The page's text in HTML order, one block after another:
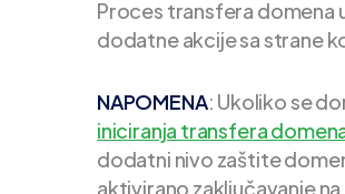
Proces transfera domena
dodatne akcije sa strane
NAPOMENA: Ukoliko se
iniciranja transfera
dodatni nivo zaštite
aktivirano zaključavanje